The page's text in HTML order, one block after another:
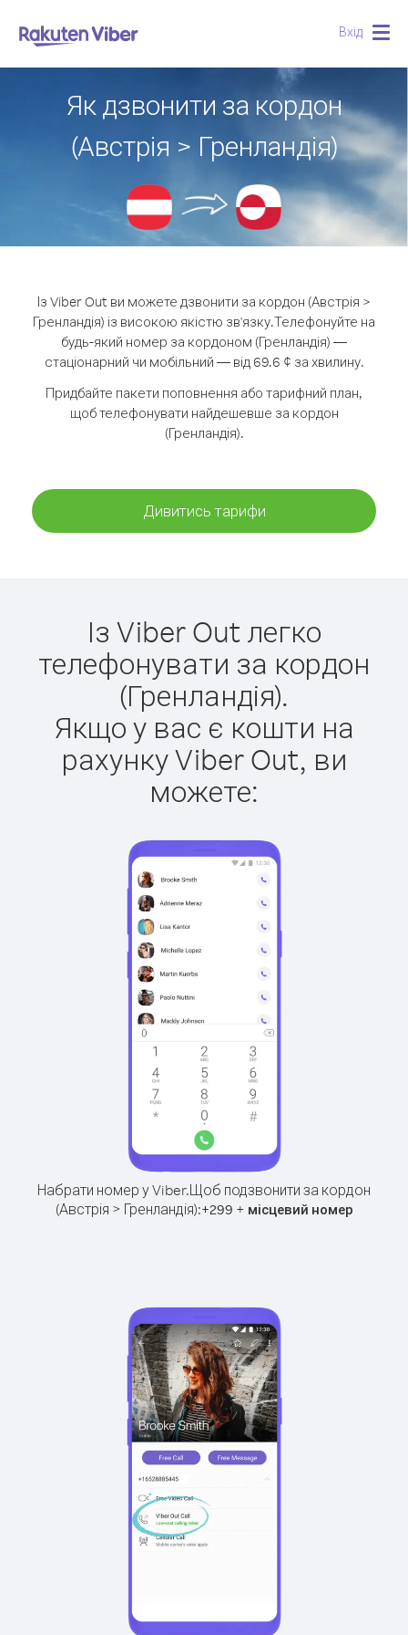
Вхід
Як дзвонити за кордон
(Австрія > Гренландія)
Із Viber Out ви можете дзвонити за кордон (Австрія >
Гренландія) із високою якістю зв'язку.Телефонуйте на
будь-який номер за кордоном (Гренландія) —
стаціонарний чи мобільний — від 69.6 ¢ за хвилину.
Придбайте пакети поповнення або тарифний план,
щоб телефонувати найдешевше за кордон
(Гренландія).
Дивитись тарифи
Із Viber Out легко
телефонувати за кордон
(Гренландія).
Якщо у вас є кошти на
рахунку Viber Out, ви
можете:
Набрати номер у Viber.Щоб подзвонити за кордон
(Австрія > Гренландія):+299 + місцевий номер